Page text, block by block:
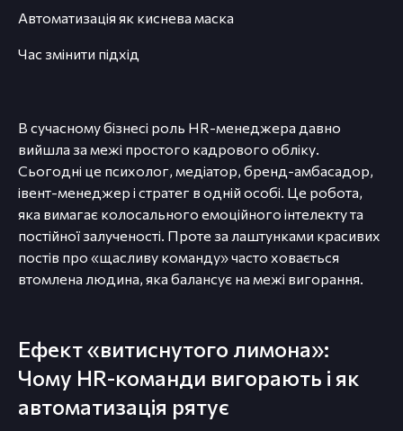
Автоматизація як киснева маска
Час змінити підхід
В сучасному бізнесі роль HR-менеджера давно
вийшла за межі простого кадрового обліку.
Сьогодні це психолог, медіатор, бренд-амбасадор,
івент-менеджер і стратег в одній особі. Це робота,
яка вимагає колосального емоційного інтелекту та
постійної залученості. Проте за лаштунками красивих
постів про «щасливу команду» часто ховається
втомлена людина, яка балансує на межі вигорання.
Ефект «витиснутого лимона»:
Чому HR-команди вигорають і як
автоматизація рятує